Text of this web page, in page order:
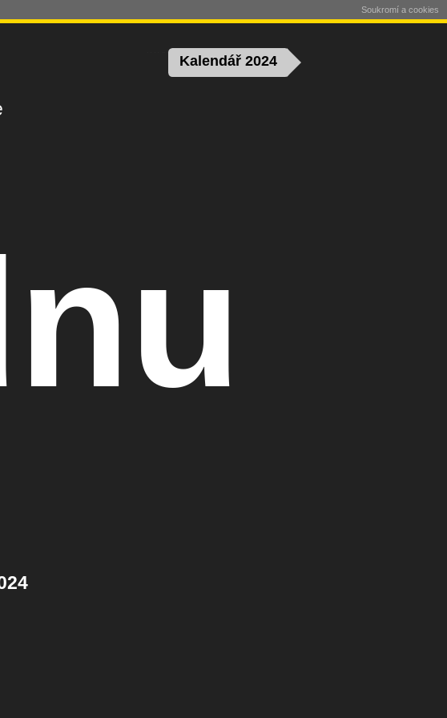
Kalendář 2024
Soukromí a cookies